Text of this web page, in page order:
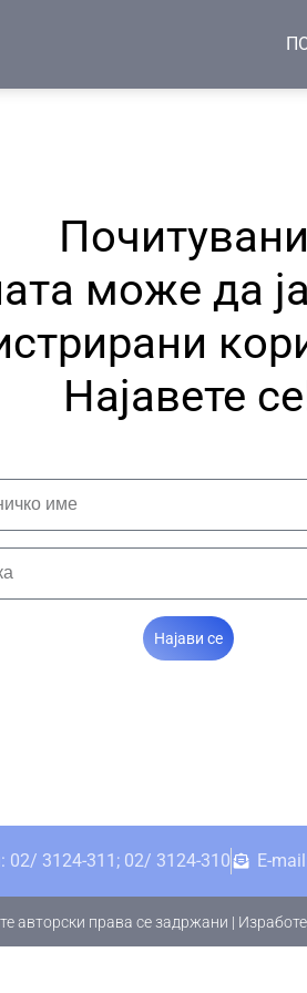
може да
Најавете
Најави се
02/ 3124-311; 02/ 3124-310 E-
авторски права се задржани |